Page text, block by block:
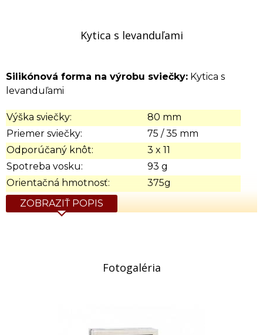
Kytica s levanduľami
Silikónová forma na výrobu sviečky: Kytica s
levanduľami
Výška sviečky:
80 mm
Priemer sviečky:
75 / 35 mm
Odporúčaný knôt:
3 x 11
Spotreba vosku:
93 g
Orientačná hmotnosť:
375g
ZOBRAZIŤ POPIS
Fotogaléria